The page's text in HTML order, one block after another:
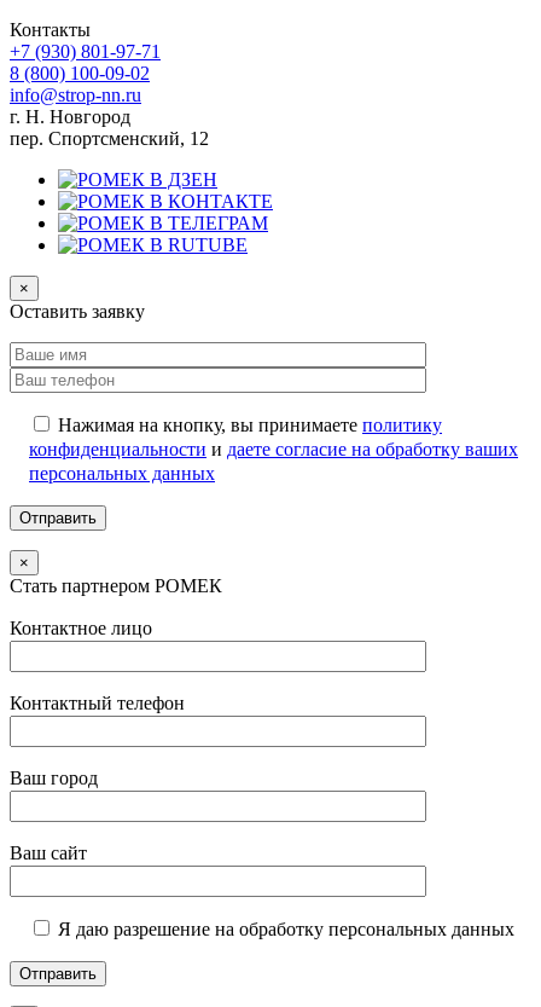
Контакты
+7 (930) 801-97-71
8 (800) 100-09-02
info@strop-nn.ru
г. Н. Новгород
пер. Спортсменский, 12
×
Оставить заявку
Нажимая на кнопку, вы принимаете политику
конфиденциальности и даете согласие на обработку ваших
персональных данных
×
Стать партнером РОМЕК
Контактное лицо
Контактный телефон
Ваш город
Ваш сайт
Я даю разрешение на обработку персональных данных